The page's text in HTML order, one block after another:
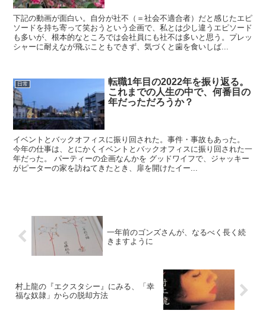
下記の動画が面白い。自分が社不（＝社会不適合者）だと感じたエピ
ソードを持ち寄って笑おうという企画で、私とは少し違うエピソード
も多いが、根本的なところでは会社員にも社不は多いと思う。プレッ
シャーに耐えなが飛ぶこともできず、気づくと歯を食いしば...
日常
転職1年目の2022年を振り返る。
これまでの人生の中で、何番目の
年だっただろうか？
イベントとバックオフィスに振り回された。事件・事故もあった。
今年の仕事は、とにかくイベントとバックオフィスに振り回された一
年だった。 パーティーの企画なんかを グッドワイフで、ジャッキー
がピーターの家を訪ねてきたとき、扉を開けたイー...
一年前のゴンズさんが、なるべく長く続
きますように
村上龍の『エクスタシー』にみる、「幸
福な奴隷」からの脱却方法